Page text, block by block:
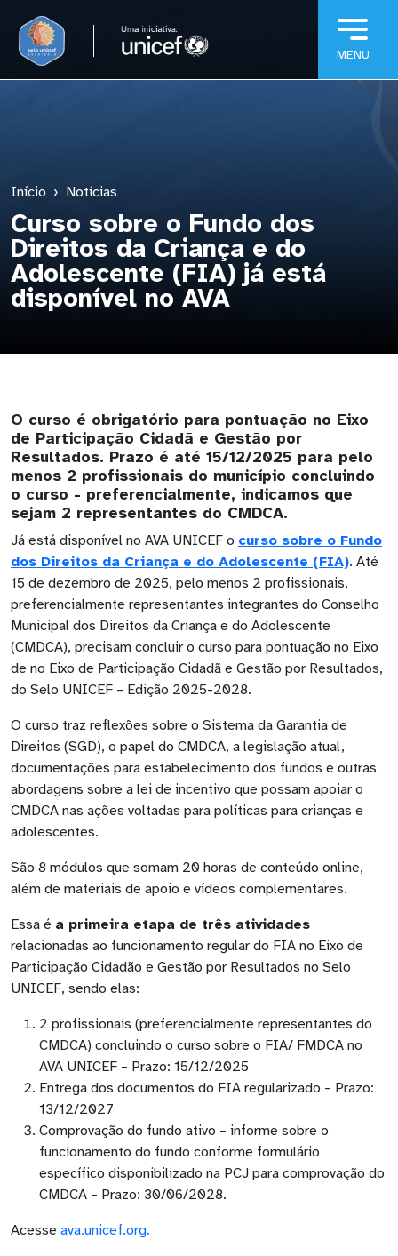
Início Notícias
Curso sobre o Fundo dos
Direitos da Criança e do
Adolescente (FIA) já está
disponível no AVA
O curso é obrigatório para pontuação no Eixo
de Participação Cidadã e Gestão por
Resultados. Prazo é até 15/12/2025 para pelo
menos 2 profissionais do município concluindo
o curso - preferencialmente, indicamos que
sejam 2 representantes do CMDCA.
Já está disponível no AVA UNICEF o curso sobre o Fundo
dos Direitos da Criança e do Adolescente (FIA). Até
15 de dezembro de 2025, pelo menos 2 profissionais,
preferencialmente representantes integrantes do Conselho
Municipal dos Direitos da Criança e do Adolescente
(CMDCA), precisam concluir o curso para pontuação no Eixo
de no Eixo de Participação Cidadã e Gestão por Resultados,
do Selo UNICEF – Edição 2025-2028.
O curso traz reflexões sobre o Sistema da Garantia de
Direitos (SGD), o papel do CMDCA, a legislação atual,
documentações para estabelecimento dos fundos e outras
abordagens sobre a lei de incentivo que possam apoiar o
CMDCA nas ações voltadas para políticas para crianças e
adolescentes.
São 8 módulos que somam 20 horas de conteúdo online,
além de materiais de apoio e vídeos complementares.
Essa é a primeira etapa de três atividades
relacionadas ao funcionamento regular do FIA no Eixo de
Participação Cidadão e Gestão por Resultados no Selo
UNICEF, sendo elas:
2 profissionais (preferencialmente representantes do
CMDCA) concluindo o curso sobre o FIA/ FMDCA no
AVA UNICEF – Prazo: 15/12/2025
Entrega dos documentos do FIA regularizado – Prazo:
13/12/2027
Comprovação do fundo ativo – informe sobre o
funcionamento do fundo conforme formulário
específico disponibilizado na PCJ para comprovação do
CMDCA – Prazo: 30/06/2028.
Acesse ava.unicef.org.